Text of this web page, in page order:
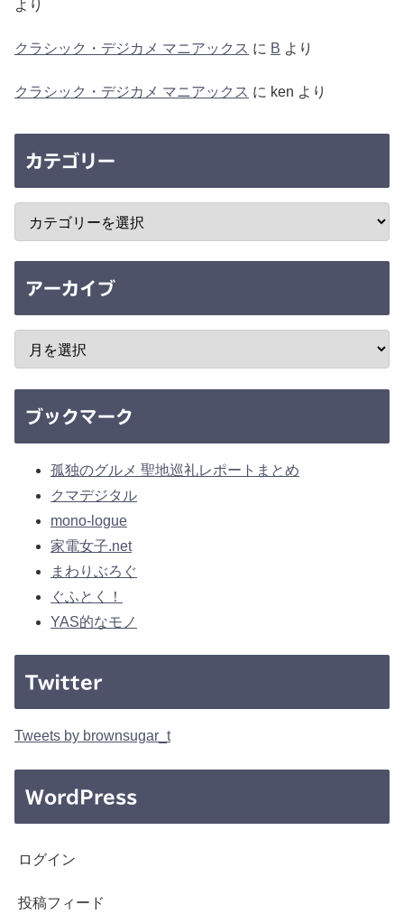
より
クラシック・デジカメ マニアックス に B より
クラシック・デジカメ マニアックス に ken より
カテゴリー
アーカイブ
ブックマーク
孤独のグルメ 聖地巡礼レポートまとめ
クマデジタル
mono-logue
家電女子.net
まわりぶろぐ
ぐふとく！
YAS的なモノ
Twitter
Tweets by brownsugar_t
WordPress
ログイン
投稿フィード